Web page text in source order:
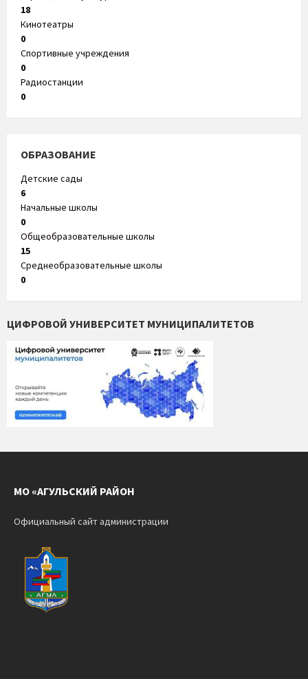
18
Кинотеатры
0
Спортивные учреждения
0
Радиостанции
0
ОБРАЗОВАНИЕ
Детские сады
6
Начальные школы
0
Общеобразовательные школы
15
Среднеобразовательные школы
0
ЦИФРОВОЙ УНИВЕРСИТЕТ МУНИЦИПАЛИТЕТОВ
МО «АГУЛЬСКИЙ РАЙОН
Официальный сайт администрации